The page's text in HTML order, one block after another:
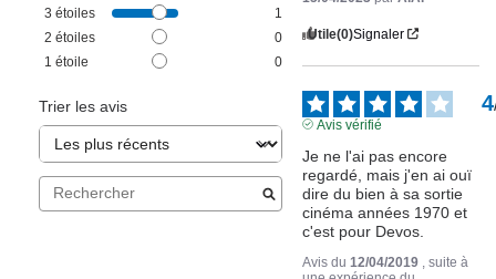
3 étoiles
1
2 étoiles
0
1 étoile 0
Trier les avis
Utile(0)Signaler
4
Avis vérifié
Je ne l'ai pas encore
regardé, mais j'en ai ouï
dire du bien à sa sortie
cinéma années 1970 et
c'est pour Devos.
Avis du 12/04/2019
, suite à